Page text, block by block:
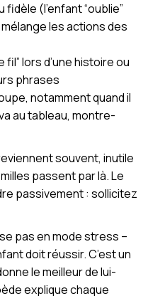
(l’enfant “oublie”
les actions des
fil” lors d’une histoire ou
phrases
notamment quand il
au tableau, montre-
souvent, inutile
passent par là. Le
passivement : sollicitez
pas en mode stress –
doit réussir. C’est un
le meilleur de lui-
explique chaque